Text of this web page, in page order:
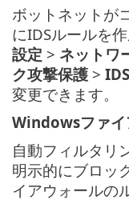
ボットネットが
にIDSルールを
設定 > ネットワ
ク攻撃保護 >
変更できます。
Windowsファイ
自動フィルタリ
明示的にブロッ
イアウォールの